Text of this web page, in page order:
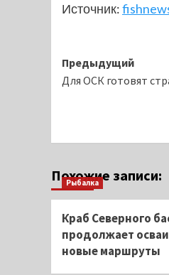
Источник:
Навигация
записи
Предыдущий
Для ОСК готовят
Похожие записи:
Рыбалка
Краб Северного
продолжает
новые маршруты